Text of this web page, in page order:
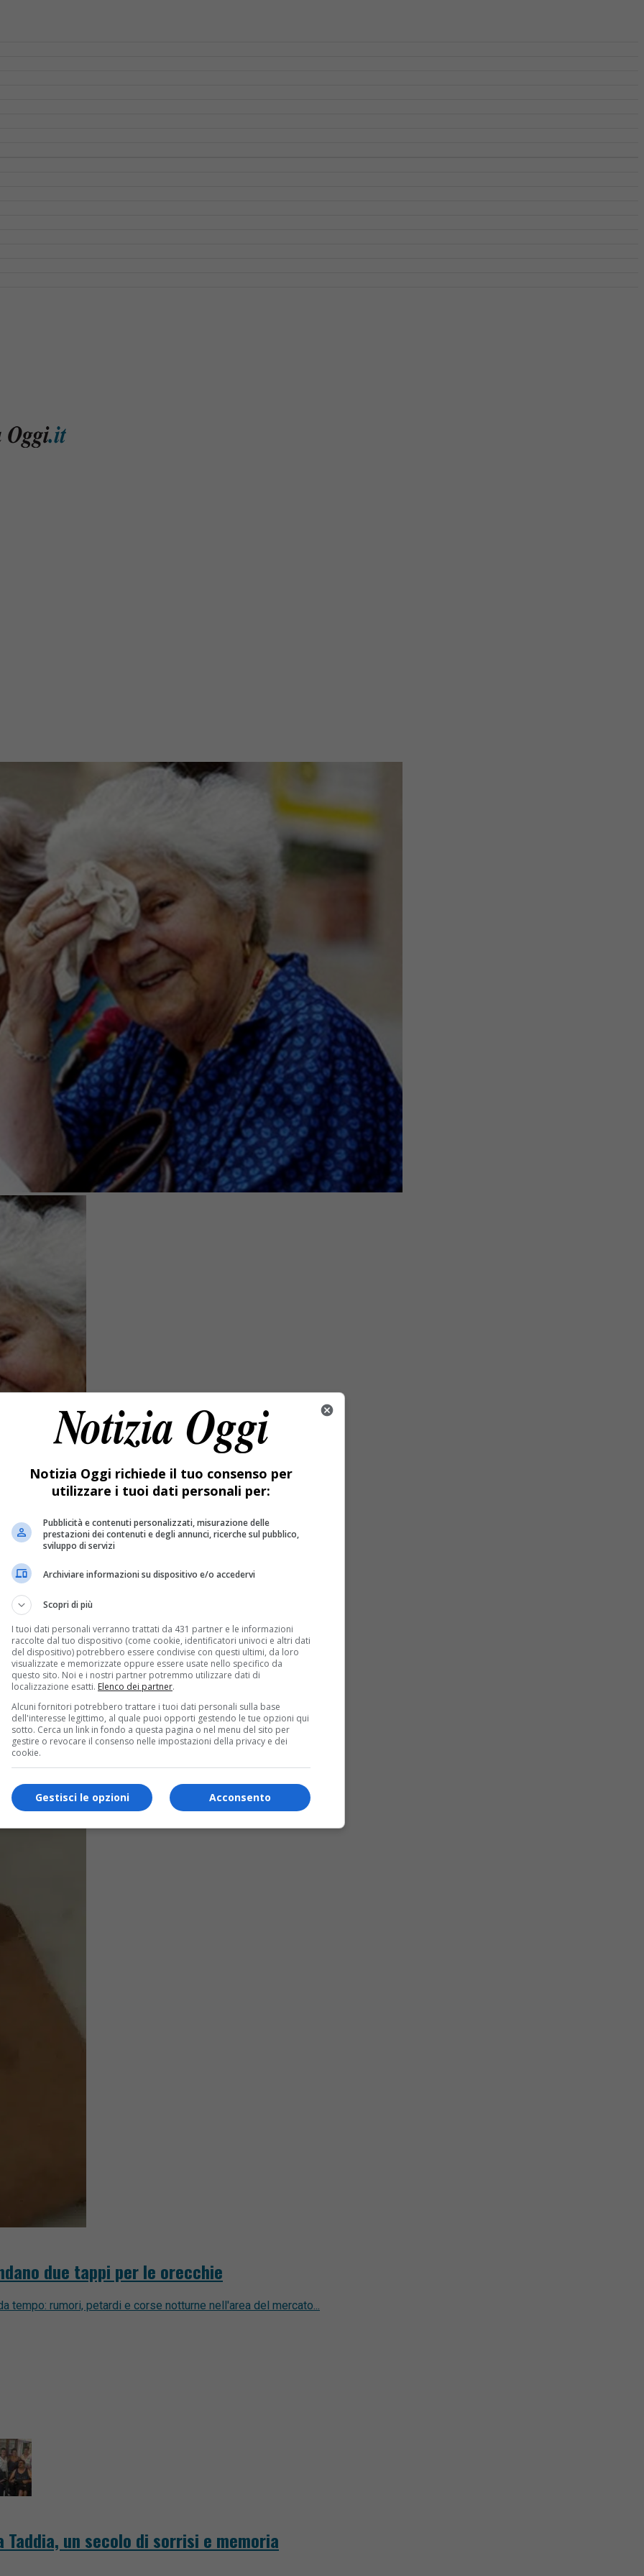
molla: afa oltre Ferragosto
poi l'anticiclone torna protagonista.
due tappi per le orecchie
rumori, petardi e corse notturne nell'area del mercato...
un secolo di sorrisi e memoria
Notizia Oggi richiede il tuo consenso per
utilizzare i tuoi dati personali per:
Pubblicità e contenuti personalizzati, misurazione delle
prestazioni dei contenuti e degli annunci, ricerche sul pubblico,
sviluppo di servizi
Archiviare informazioni su dispositivo e/o accedervi
Scopri di più
I tuoi dati personali verranno trattati da 431 partner e le informazioni
raccolte dal tuo dispositivo (come cookie, identificatori univoci e altri dati
del dispositivo) potrebbero essere condivise con questi ultimi, da loro
visualizzate e memorizzate oppure essere usate nello specifico da
questo sito. Noi e i nostri partner potremmo utilizzare dati di
localizzazione esatti. Elenco dei partner.
Alcuni fornitori potrebbero trattare i tuoi dati personali sulla base
dell'interesse legittimo, al quale puoi opporti gestendo le tue opzioni qui
sotto. Cerca un link in fondo a questa pagina o nel menu del sito per
gestire o revocare il consenso nelle impostazioni della privacy e dei
cookie.
Acconsento
Gestisci le opzioni